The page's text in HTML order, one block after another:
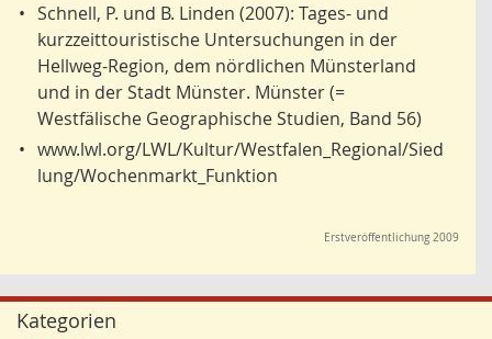
• Schnell, P. und B. Linden (2007): Tages- und
kurzzeittouristische Untersuchungen in der
Hellweg-Region, dem nördlichen Münsterland
und in der Stadt Münster. Münster (=
Westfälische Geographische Studien, Band 56)
• www.lwl.org/LWL/Kultur/Westfalen_Regional/Sied
lung/Wochenmarkt_Funktion
Erstveröffentlichung 2009
Kategorien